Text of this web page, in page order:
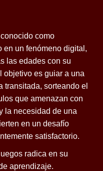
como
en un fenómeno digital,
las edades con su
objetivo es guiar a una
transitada, sorteando el
que amenazan con
la necesidad de una
en un desafío
satisfactorio.
radica en su
aprendizaje.